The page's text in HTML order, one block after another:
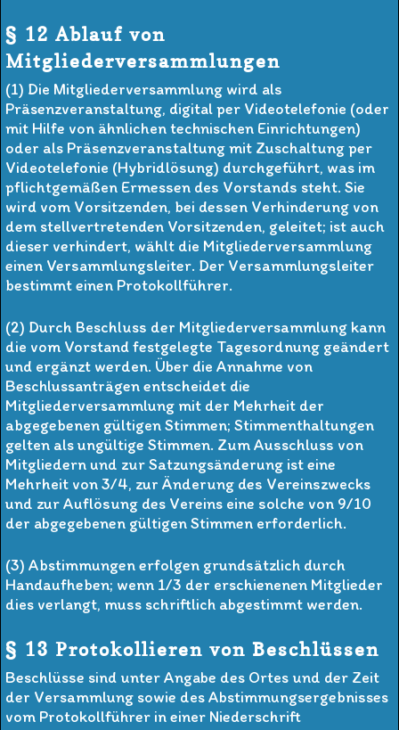
§ 12 Ablauf von
Mitgliederversammlungen
(1) Die Mitgliederversammlung wird als
Präsenzveranstaltung, digital per Videotelefonie (oder
mit Hilfe von ähnlichen technischen Einrichtungen)
oder als Präsenzveranstaltung mit Zuschaltung per
Videotelefonie (Hybridlösung) durchgeführt, was im
pflichtgemäßen Ermessen des Vorstands steht. Sie
wird vom Vorsitzenden, bei dessen Verhinderung von
dem stellvertretenden Vorsitzenden, geleitet; ist auch
dieser verhindert, wählt die Mitgliederversammlung
einen Versammlungsleiter. Der Versammlungsleiter
bestimmt einen Protokollführer.
(2) Durch Beschluss der Mitgliederversammlung kann
die vom Vorstand festgelegte Tagesordnung geändert
und ergänzt werden. Über die Annahme von
Beschlussanträgen entscheidet die
Mitgliederversammlung mit der Mehrheit der
abgegebenen gültigen Stimmen; Stimmenthaltungen
gelten als ungültige Stimmen. Zum Ausschluss von
Mitgliedern und zur Satzungsänderung ist eine
Mehrheit von 3/4, zur Änderung des Vereinszwecks
und zur Auflösung des Vereins eine solche von 9/10
der abgegebenen gültigen Stimmen erforderlich.
(3) Abstimmungen erfolgen grundsätzlich durch
Handaufheben; wenn 1/3 der erschienenen Mitglieder
dies verlangt, muss schriftlich abgestimmt werden.
§ 13 Protokollieren von Beschlüssen
Beschlüsse sind unter Angabe des Ortes und der Zeit
der Versammlung sowie des Abstimmungsergebnisses
vom Protokollführer in einer Niederschrift